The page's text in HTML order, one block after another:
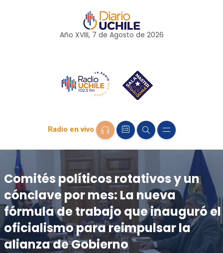
Año XVIII, 7 de Agosto de 2026
Radio en vivo
Comités políticos rotativos y un
cónclave por mes: La nueva
fórmula de trabajo que inauguró el
oficialismo para reimpulsar la
alianza de Gobierno